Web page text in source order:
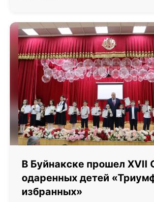
В Буйнакске прошел XVII
одаренных детей
избранных»